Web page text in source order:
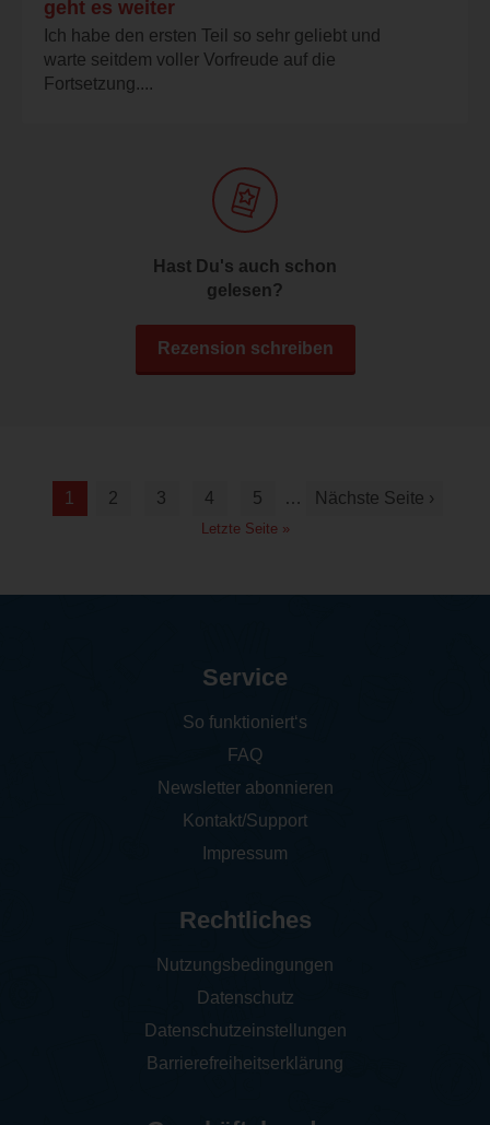
geht es weiter
Ich habe den ersten Teil so sehr geliebt und
warte seitdem voller Vorfreude auf die
Fortsetzung....
Hast Du's auch schon
gelesen?
Rezension schreiben
1 2 3 4 5 … Nächste Seite ›
Letzte Seite »
Service
So funktioniert‘s
FAQ
Newsletter abonnieren
Kontakt/Support
Impressum
Rechtliches
Nutzungsbedingungen
Datenschutz
Datenschutzeinstellungen
Barrierefreiheitserklärung